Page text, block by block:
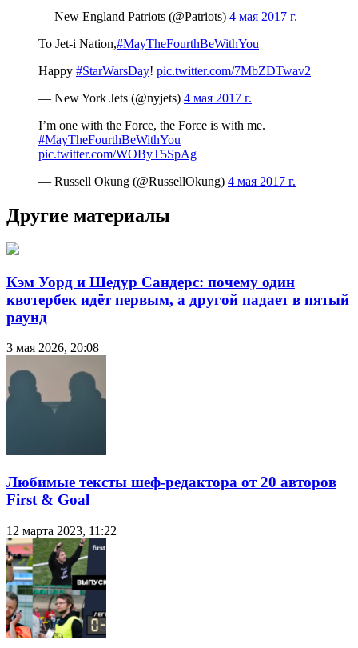
— New England Patriots (@Patriots) 4 мая 2017 г.
To Jet-i Nation,#MayTheFourthBeWithYou
Happy #StarWarsDay! pic.twitter.com/7MbZDTwav2
— New York Jets (@nyjets) 4 мая 2017 г.
I’m one with the Force, the Force is with me.
#MayTheFourthBeWithYou
pic.twitter.com/WOByT5SpAg
— Russell Okung (@RussellOkung) 4 мая 2017 г.
Другие материалы
Кэм Уорд и Шедур Сандерс: почему один
квотербек идёт первым, а другой падает в пятый
раунд
3 мая 2026, 20:08
Любимые тексты шеф-редактора от 20 авторов
First & Goal
12 марта 2023, 11:22